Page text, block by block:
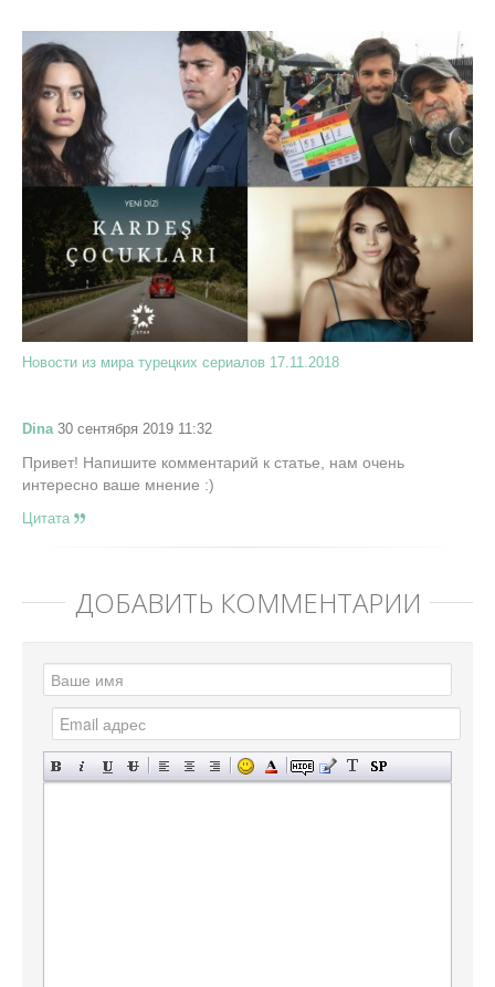
Новости из мира турецких сериалов 17.11.2018
Dina 30 сентября 2019 11:32
Привет! Напишите комментарий к статье, нам очень
интересно ваше мнение :)
Цитата
ДОБАВИТЬ КОММЕНТАРИЙ